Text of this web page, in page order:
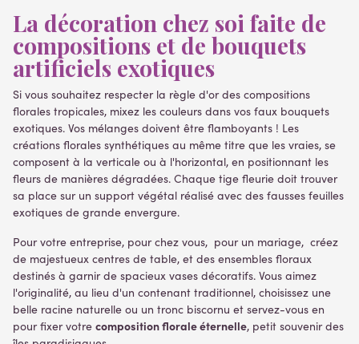
La décoration chez soi faite de
compositions et de bouquets
artificiels exotiques
Si vous souhaitez respecter la règle d'or des compositions
florales tropicales, mixez les couleurs dans vos faux bouquets
exotiques. Vos mélanges doivent être flamboyants ! Les
créations florales synthétiques au même titre que les vraies, se
composent à la verticale ou à l'horizontal, en positionnant les
fleurs de manières dégradées. Chaque tige fleurie doit trouver
sa place sur un support végétal réalisé avec des fausses feuilles
exotiques de grande envergure.
Pour votre entreprise, pour chez vous, pour un mariage, créez
de majestueux centres de table, et des ensembles floraux
destinés à garnir de spacieux vases décoratifs. Vous aimez
l'originalité, au lieu d'un contenant traditionnel, choisissez une
belle racine naturelle ou un tronc biscornu et servez-vous en
pour fixer votre composition florale éternelle, petit souvenir des